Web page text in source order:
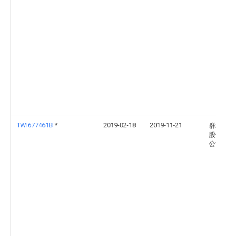
TWI677461B * 2019-02-18 2019-11-21
群翊
股份
公司